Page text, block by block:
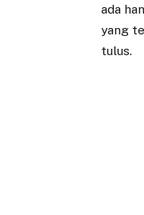
ada
yang
tulus.